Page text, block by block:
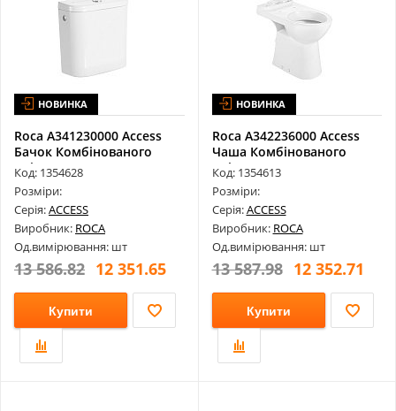
НОВИНКА
Roca A341230000 Access
Бачок Комбінованого
Унітазу, ...
Код: 1354628
Розміри:
Серія:ACCESS
Виробник: ROCA
Од.вимірювання: шт
13 586.82 12 351.65
Купити
НОВИНКА
Roca A342236000 Access
Чаша Комбінованого
Унітазу, В...
Код: 1354613
Розміри:
Серія:ACCESS
Виробник: ROCA
Од.вимірювання: шт
13 587.98 12 352.71
Купити